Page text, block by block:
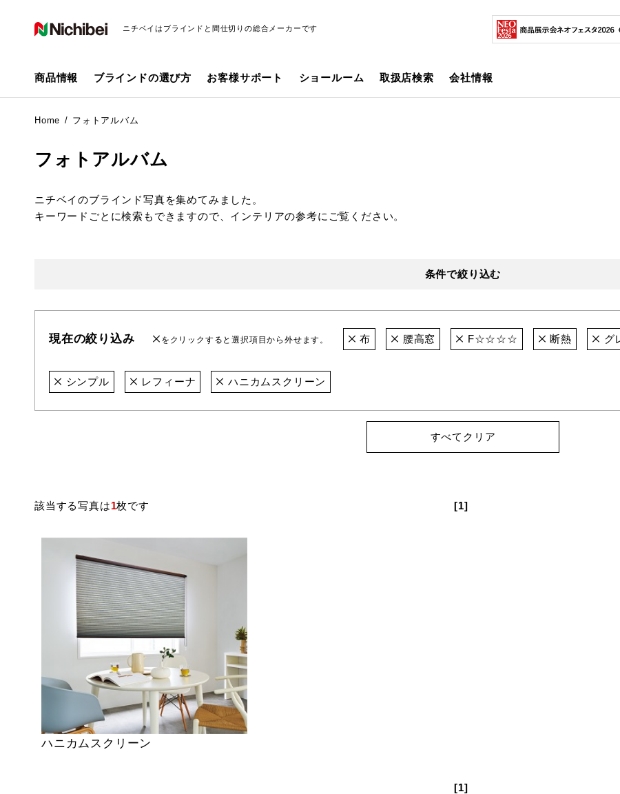
ニチベイはブラインドと間仕切りの総合メーカーです
商品情報 ブラインドの選び方 お客様サポート ショールーム 取扱店検索 会社情報
Home フォトアルバム
フォトアルバム
ニチベイのブラインド写真を集めてみました。
キーワードごとに検索もできますので、インテリアの参考にご覧ください。
条件で絞り込む
現在の絞り込み をクリックすると選択項目から外せます。 布 腰高窓 F☆☆☆☆ 断熱 グ
シンプル レフィーナ ハニカムスクリーン
すべてクリア
該当する写真は1枚です [1]
ハニカムスクリーン
[1]